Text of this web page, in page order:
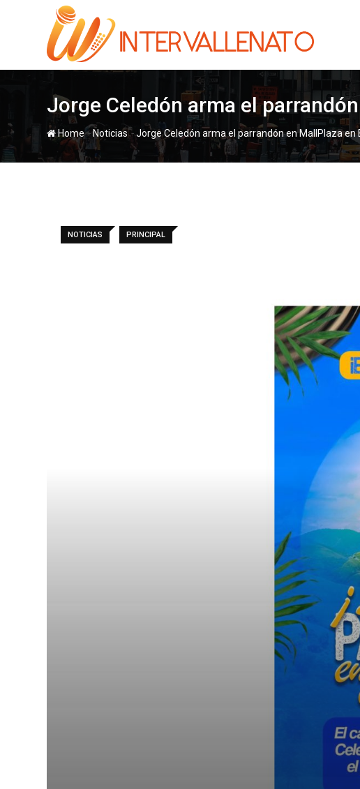
Jorge Celedón arma el
Home-Noticias-Jorge Celedón arma el parrandón en MallPlaza en
NOTICIAS PRINCIPAL